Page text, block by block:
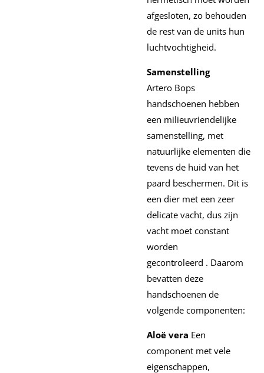
afgesloten, zo behouden
de rest van de units hun
luchtvochtigheid.
Samenstelling
Artero Bops
handschoenen hebben
een milieuvriendelijke
samenstelling, met
natuurlijke elementen die
tevens de huid van het
paard beschermen. Dit is
een dier met een zeer
delicate vacht, dus zijn
vacht moet constant
worden
gecontroleerd . Daarom
bevatten deze
handschoenen de
volgende componenten:
Aloë vera Een
component met vele
eigenschappen,